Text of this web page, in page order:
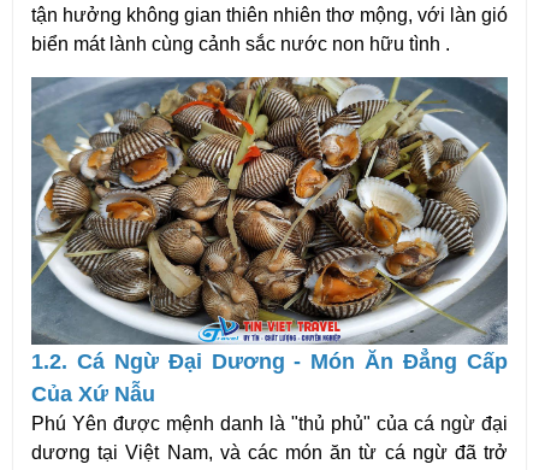
tận hưởng không gian thiên nhiên thơ mộng, với làn gió
biển mát lành cùng cảnh sắc nước non hữu tình .
1.2. Cá Ngừ Đại Dương - Món Ăn Đẳng Cấp
Của Xứ Nẫu
Phú Yên được mệnh danh là "thủ phủ" của cá ngừ đại
dương tại Việt Nam, và các món ăn từ cá ngừ đã trở